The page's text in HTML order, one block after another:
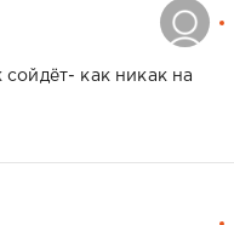
как никак на